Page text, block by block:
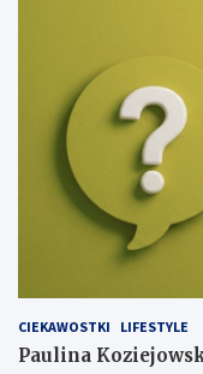
CIEKAWOSTKI LIFESTYLE
Paulina